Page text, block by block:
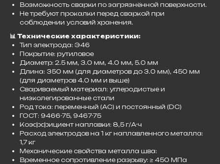
Возможность сварки по загрязнённой поверхности.
Не требуют прокалки перед сваркой при
соблюдении условий хранения.​
📊 Технические характеристики:
Тип электрода: Э46
Покрытие: рутиловое
Диаметр: 2.5 мм, 3.0 мм, 4.0 мм, 5.0 мм
Длина: 350 мм (для диаметров до 3.0 мм), 450 мм
(для диаметров 4.0 мм и выше)
Свариваемый материал: углеродистые и
низколегированные стали
Род тока: переменный (AC) и постоянный (DC)
ГОСТ: 9466-75, 9467-75
Коэффициент наплавки: 8,5 г/А·ч
Расход электродов на 1 кг наплавленного металла:
1,7 кг
Механические свойства металла шва:
Временное сопротивление разрыву: ≥ 450 МПа